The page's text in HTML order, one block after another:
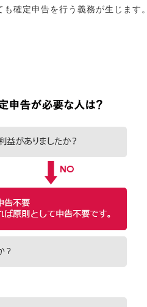
確定申告を行う義務が生じます。